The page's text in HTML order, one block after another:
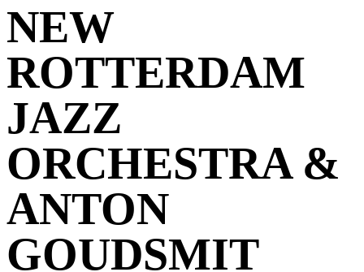
NEW
ROTTERDAM
JAZZ
ORCHESTRA &
ANTON
GOUDSMIT